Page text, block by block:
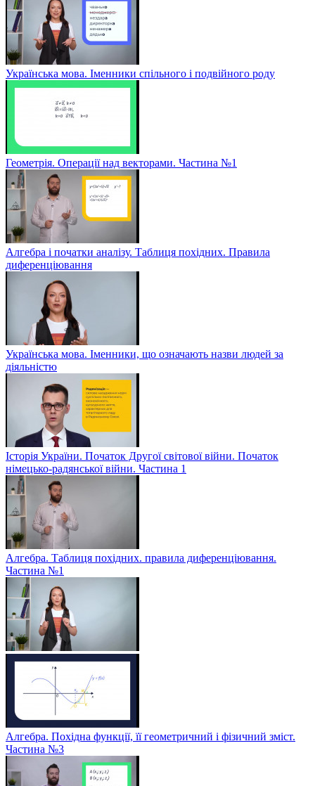
Українська мова. Іменники спільного і подвійного роду
Геометрія. Операції над векторами. Частина №1
Алгебра і початки аналізу. Таблиця похідних. Правила
диференціювання
Українська мова. Іменники, що означають назви людей за
діяльністю
Історія України. Початок Другої світової війни. Початок
німецько-радянської війни. Частина 1
Алгебра. Таблиця похідних. правила диференціювання.
Частина №1
Алгебра. Похідна функції, її геометричний і фізичний зміст.
Частина №3